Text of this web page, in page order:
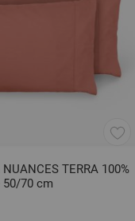
TERRA 100%
50/70 cm